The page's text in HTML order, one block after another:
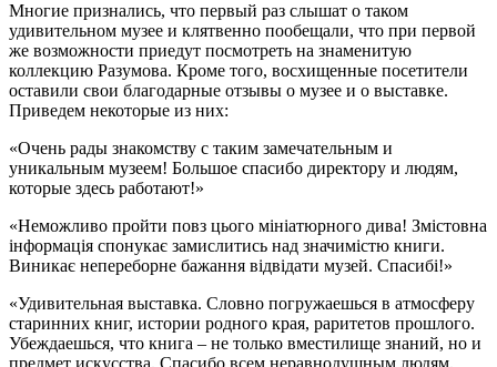
Многие признались, что первый раз слышат о таком
удивительном музее и клятвенно пообещали, что при первой
же возможности приедут посмотреть на знаменитую
коллекцию Разумова. Кроме того, восхищенные посетители
оставили свои благодарные отзывы о музее и о выставке.
Приведем некоторые из них:
«Очень рады знакомству с таким замечательным и
уникальным музеем! Большое спасибо директору и людям,
которые здесь работают!»
«Неможливо пройти повз цього мініатюрного дива! Змістовна
інформація спонукає замислитись над значимістю книги.
Виникає непереборне бажання відвідати музей. Спасибі!»
«Удивительная выставка. Словно погружаешься в атмосферу
старинних книг, истории родного края, раритетов прошлого.
Убеждаешься, что книга – не только вместилище знаний, но и